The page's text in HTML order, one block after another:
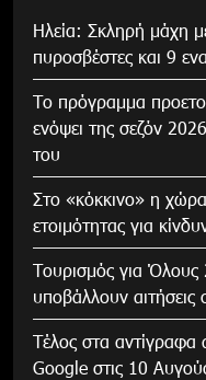
Ηλεία: Σκληρή μάχη
πυροσβέστες και 9
Το πρόγραμμα
ενόψει της σεζόν
του
Στο «κόκκινο» η
ετοιμότητας για
Τουρισμός για
υποβάλλουν
Τέλος στα
Google στις 10